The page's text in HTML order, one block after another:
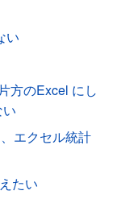
い
方のExcel にし
エクセル統計
たい